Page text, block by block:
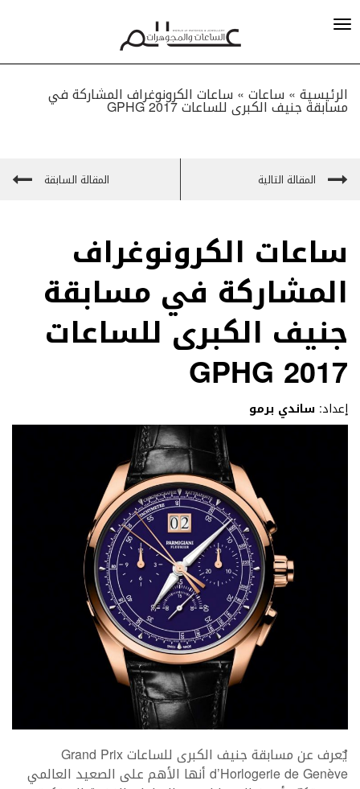
الرئيسية » ساعات» ساعات الكرونوغراف المشاركة في
مسابقة جنيف الكبرى للساعات GPHG 2017
المقالة التالية المقالة السابقة
ساعات الكرونوغراف
المشاركة في مسابقة
جنيف الكبرى للساعات
GPHG 2017
إعداد: ساندي برمو
يٌعرف عن مسابقة جنيف الكبرى للساعات Grand Prix
d’Horlogerie de Genève أنها الأهم على الصعيد العالمي